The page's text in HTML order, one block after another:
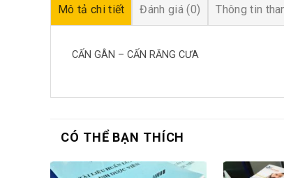
Mô tả chi tiết Đánh giá (0) Thông tin
CẤN GÂN – CẤN RĂNG CƯA
CÓ THỂ BẠN THÍCH